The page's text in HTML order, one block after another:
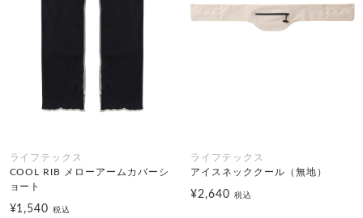
ライフテックス
COOL RIB メローアームカバーシ
ョート
¥1,540税込
ライフテックス
アイスネッククール（無地）
¥2,640 税込